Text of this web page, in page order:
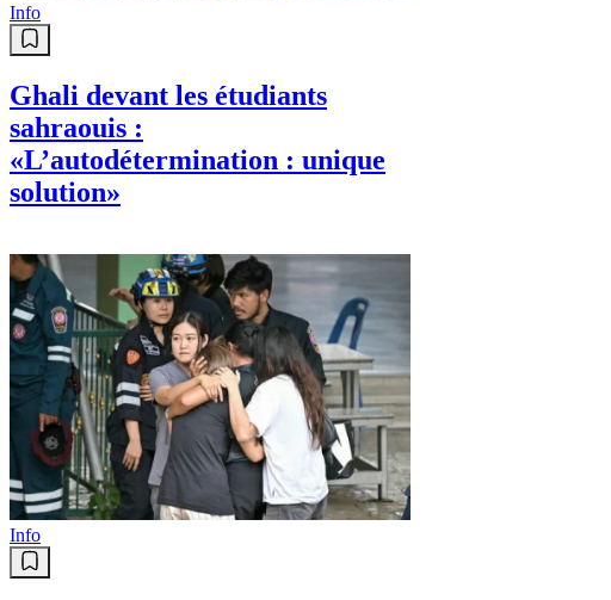
Info
Ghali devant les étudiants
sahraouis :
«L’autodétermination : unique
solution»
Info